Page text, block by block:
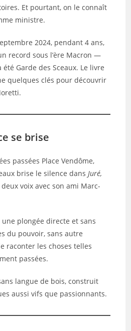
Et pourtant, on le connaît
ministre.
2024, pendant 4 ans,
record sous l’ère Macron —
Garde des Sceaux. Le livre
quelques clés pour découvrir
se brise
passées Place Vendôme,
brise le silence dansJuré,
voix avec son ami Marc-
plongée directe et sans
du pouvoir, sans autre
raconter les choses telles
passées.
langue de bois, construit
aussi vifs que passionnants.